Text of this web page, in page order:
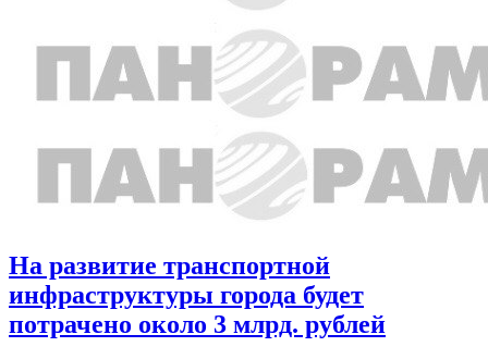
На развитие транспортной
инфраструктуры города будет
потрачено около 3 млрд. рублей